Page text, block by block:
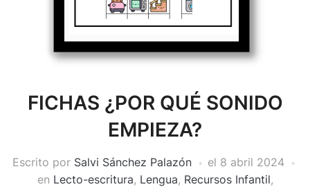
FICHAS ¿POR QUÉ SONIDO
EMPIEZA?
Escrito por Salvi Sánchez Palazón el 8 abril 2024
en Lecto-escritura, Lengua, Recursos Infantil,